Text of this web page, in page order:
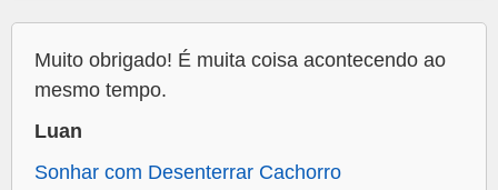
Muito obrigado! É muita coisa acontecendo ao
mesmo tempo.
Luan
Sonhar com Desenterrar Cachorro